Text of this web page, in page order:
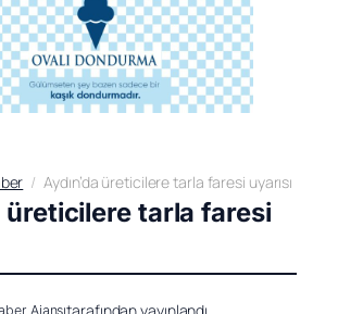
Aydın’da üreticilere tarla faresi uyarısı
üreticilere tarla faresi
Ajansı